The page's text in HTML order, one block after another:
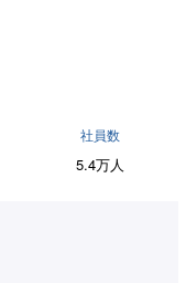
社員数
5.4万人